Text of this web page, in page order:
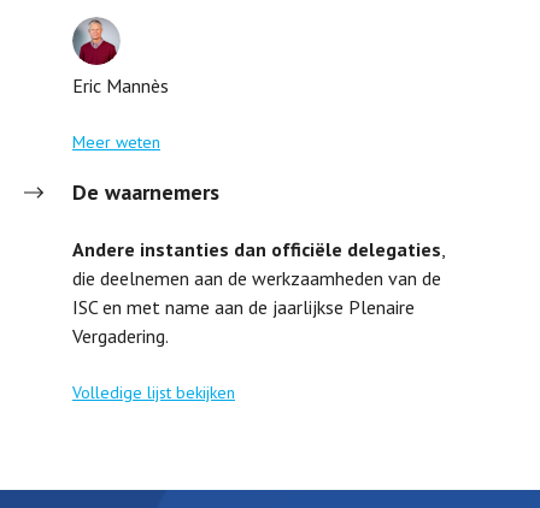
Eric Mannès
Meer weten
De waarnemers
Andere instanties dan officiële delegaties,
die deelnemen aan de werkzaamheden van de
ISC en met name aan de jaarlijkse Plenaire
Vergadering.
Volledige lijst bekijken